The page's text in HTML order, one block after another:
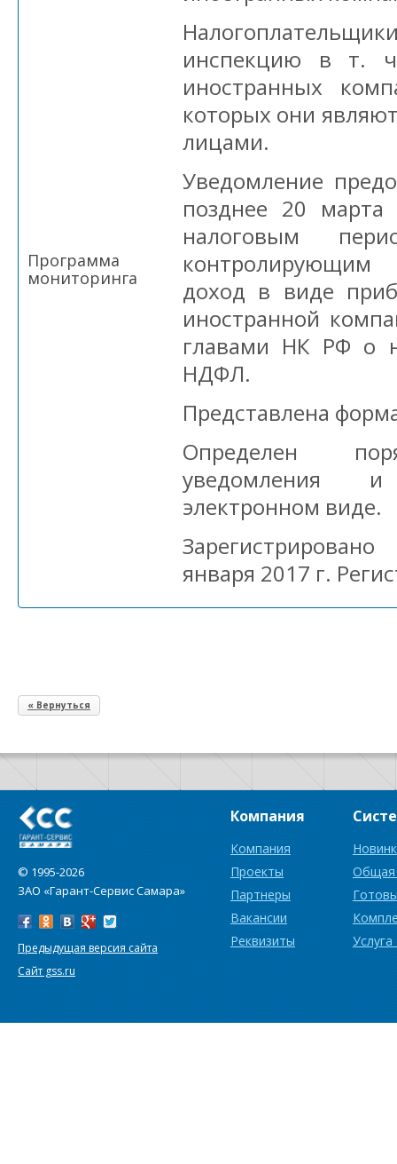
Программа
мониторинга
инспекцию в т.
иностранных
которых они
лицами.
Уведомление
позднее 20 марта
налоговым
доход в виде
иностранной
главами НК РФ о
НДФЛ.
Представлена
Определен
уведомления
электронном виде.
января 2017 г.
« Вернуться
© 1995-2026
ЗАО «Гарант-Сервис Самара»
Предыдущая версия сайта
Сайт gss.ru
Компания
Компания
Проекты
Партнеры
Вакансии
Реквизиты
Общая